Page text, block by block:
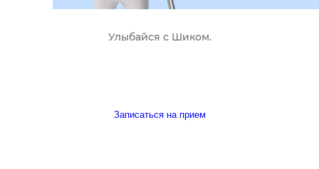
Записаться на прием
Улыбайся с Шиком.